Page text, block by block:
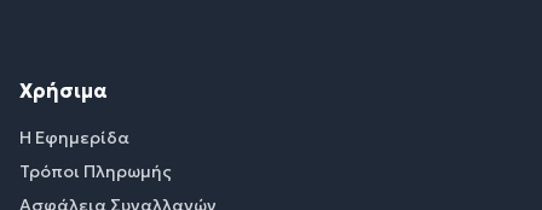
Χρήσιμα
Η Εφημερίδα
Τρόποι Πληρωμής
Ασφάλεια Συναλλαγών